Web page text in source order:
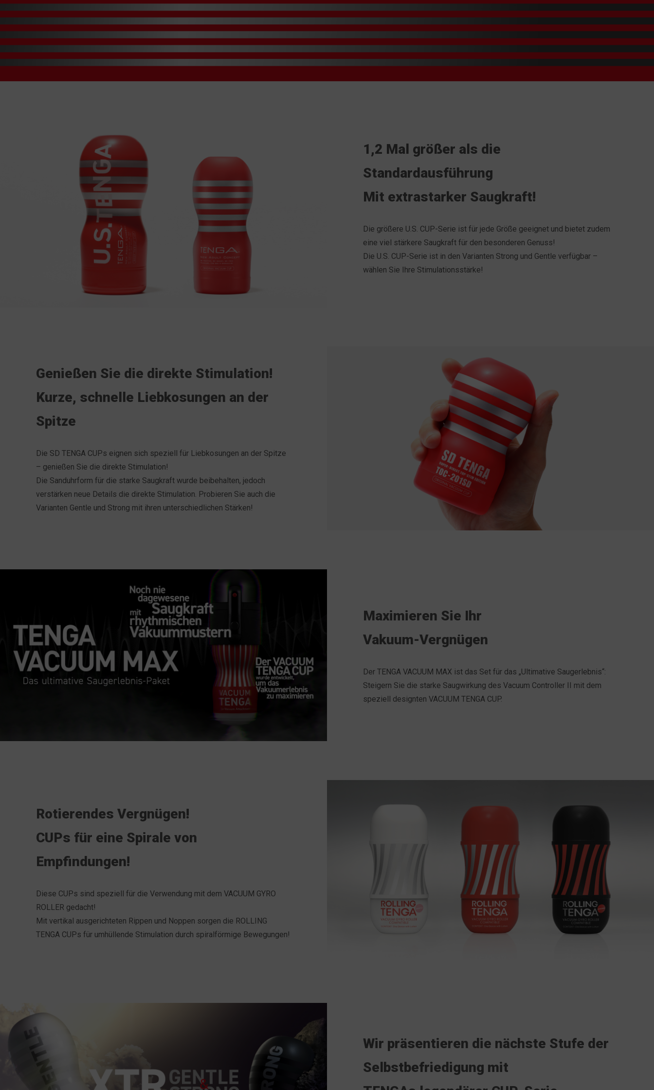
1,2 Mal größer als die
Standardausführung
Mit extrastarker Saugkraft!
Die größere U.S. CUP-Serie ist für jede Größe geeignet und bietet zudem
eine viel stärkere Saugkraft für den besonderen Genuss!
Die U.S. CUP-Serie ist in den Varianten Strong und Gentle verfügbar –
wählen Sie Ihre Stimulationsstärke!
Genießen Sie die direkte Stimulation!
Kurze, schnelle Liebkosungen an der
Spitze
Die SD TENGA CUPs eignen sich speziell für Liebkosungen an der Spitze
– genießen Sie die direkte Stimulation!
Die Sanduhrform für die starke Saugkraft wurde beibehalten, jedoch
verstärken neue Details die direkte Stimulation. Probieren Sie auch die
Varianten Gentle und Strong mit ihren unterschiedlichen Stärken!
Maximieren Sie Ihr
Vakuum-Vergnügen
Der TENGA VACUUM MAX ist das Set für das „Ultimative Saugerlebnis“:
Steigern Sie die starke Saugwirkung des Vacuum Controller II mit dem
speziell designten VACUUM TENGA CUP.
Rotierendes Vergnügen!
CUPs für eine Spirale von
Empfindungen!
Diese CUPs sind speziell für die Verwendung mit dem VACUUM GYRO
ROLLER gedacht!
Mit vertikal ausgerichteten Rippen und Noppen sorgen die ROLLING
TENGA CUPs für umhüllende Stimulation durch spiralförmige Bewegungen!
Wir präsentieren die nächste Stufe der
Selbstbefriedigung mit